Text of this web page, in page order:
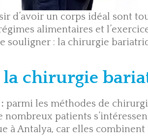
d’avoir un corps idéal sont
alimentaires et
souligner : la chirurgie
la chirurgie
parmi les méthodes de
nombreux patients
à Antalya, car elles